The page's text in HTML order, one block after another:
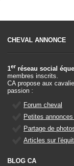
CHEVAL ANNONCE
1er réseau social
membres inscrits.
CA propose aux
passion :
Forum cheval
Petites
Partage de
Articles sur
BLOG CA